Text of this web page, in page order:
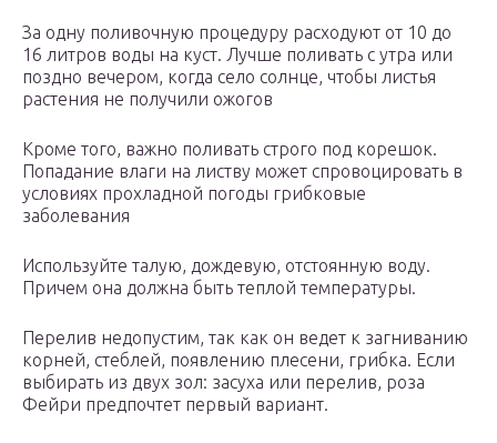
За одну поливочную процедуру расходуют от 10 до
16 литров воды на куст. Лучше поливать с утра или
поздно вечером, когда село солнце, чтобы листья
растения не получили ожогов
Кроме того, важно поливать строго под корешок.
Попадание влаги на листву может спровоцировать в
условиях прохладной погоды грибковые
заболевания
Используйте талую, дождевую, отстоянную воду.
Причем она должна быть теплой температуры.
Перелив недопустим, так как он ведет к загниванию
корней, стеблей, появлению плесени, грибка. Если
выбирать из двух зол: засуха или перелив, роза
Фейри предпочтет первый вариант.